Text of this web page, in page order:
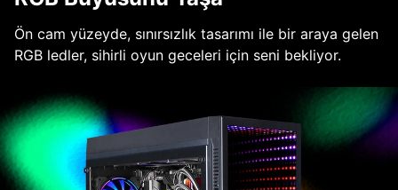
Ön cam yüzeyde, sınırsızlık tasarımı ile bir araya gelen
RGB ledler, sihirli oyun geceleri için seni bekliyor.